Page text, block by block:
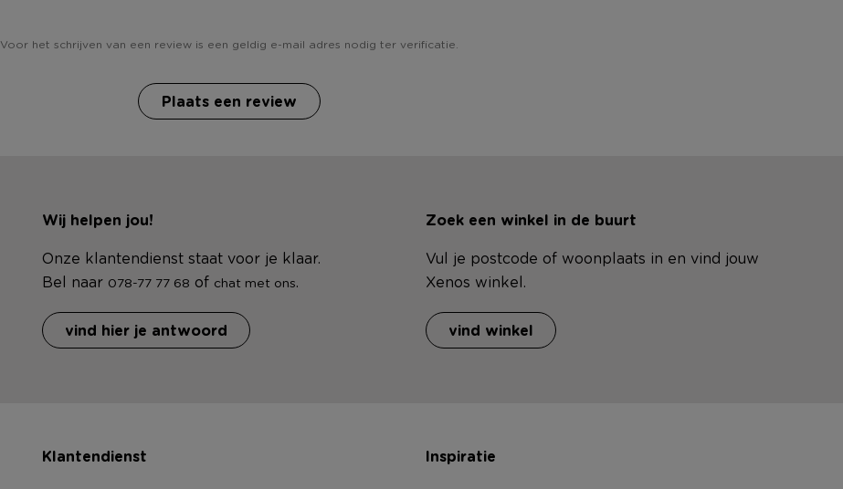
Voor het schrijven van een review is een geldig e-mail adres nodig ter verificatie.
Plaats een review
Wij helpen jou!
Onze klantendienst staat voor je klaar.
Bel naar 078-77 77 68 of chat met ons.
vind hier je antwoord
Zoek een winkel in de buurt
Vul je postcode of woonplaats in en vind jouw
Xenos winkel.
vind winkel
Klantendienst Inspiratie